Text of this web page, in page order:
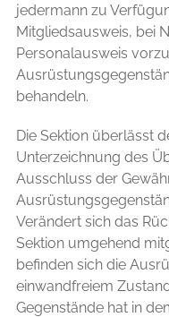
jedermann zu
Mitgliedsausweis, bei
Personalausweis
behandeln.
Die Sektion überlässt
Unterzeichnung des
Ausschluss der
Verändert sich das
Sektion umgehend
befinden sich die
einwandfreiem
Gegenstände hat in